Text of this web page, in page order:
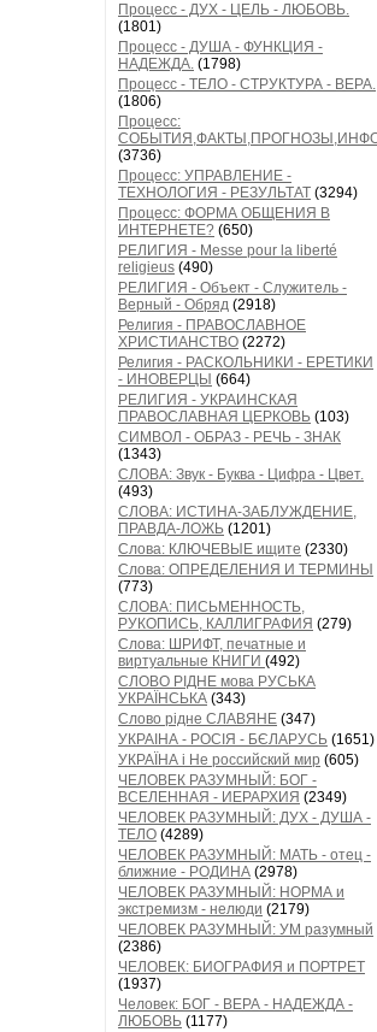
Процесс - ДУХ - ЦЕЛЬ - ЛЮБОВЬ.
(1801)
Процесс - ДУША - ФУНКЦИЯ -
НАДЕЖДА. (1798)
Процесс - ТЕЛО - СТРУКТУРА - ВЕРА.
(1806)
Процесс:
(3736)
Процесс: УПРАВЛЕНИЕ -
ТЕХНОЛОГИЯ - РЕЗУЛЬТАТ (3294)
Процесс: ФОРМА ОБЩЕНИЯ В
ИНТЕРНЕТЕ? (650)
РЕЛИГИЯ - Messe pour la liberté
religieus (490)
РЕЛИГИЯ - Объект - Служитель -
Верный - Обряд (2918)
Религия - ПРАВОСЛАВНОЕ
ХРИСТИАНСТВО (2272)
Религия - РАСКОЛЬНИКИ - ЕРЕТИКИ
- ИНОВЕРЦЫ (664)
РЕЛИГИЯ - УКРАИНСКАЯ
ПРАВОСЛАВНАЯ ЦЕРКОВЬ (103)
СИМВОЛ - ОБРАЗ - РЕЧЬ - ЗНАК
(1343)
СЛОВА: Звук - Буква - Цифра - Цвет.
(493)
СЛОВА: ИСТИНА-ЗАБЛУЖДЕНИЕ,
ПРАВДА-ЛОЖЬ (1201)
Слова: КЛЮЧЕВЫЕ ищите (2330)
Слова: ОПРЕДЕЛЕНИЯ И ТЕРМИНЫ
(773)
СЛОВА: ПИСЬМЕННОСТЬ,
РУКОПИСЬ, КАЛЛИГРАФИЯ (279)
Слова: ШРИФТ, печатные и
виртуальные КНИГИ (492)
СЛОВО РІДНЕ мова РУСЬКА
УКРАЇНСЬКА (343)
Слово рідне СЛАВЯНЕ (347)
УКРАІНА - РОСІЯ - БЄЛАРУСЬ (1651)
УКРАЇНА і Не российский мир (605)
ЧЕЛОВЕК РАЗУМНЫЙ: БОГ -
ВСЕЛЕННАЯ - ИЕРАРХИЯ (2349)
ЧЕЛОВЕК РАЗУМНЫЙ: ДУХ - ДУША -
ТЕЛО (4289)
ЧЕЛОВЕК РАЗУМНЫЙ: МАТЬ - отец -
ближние - РОДИНА (2978)
ЧЕЛОВЕК РАЗУМНЫЙ: НОРМА и
экстремизм - нелюди (2179)
ЧЕЛОВЕК РАЗУМНЫЙ: УМ разумный
(2386)
ЧЕЛОВЕК: БИОГРАФИЯ и ПОРТРЕТ
(1937)
Человек: БОГ - ВЕРА - НАДЕЖДА -
ЛЮБОВЬ (1177)